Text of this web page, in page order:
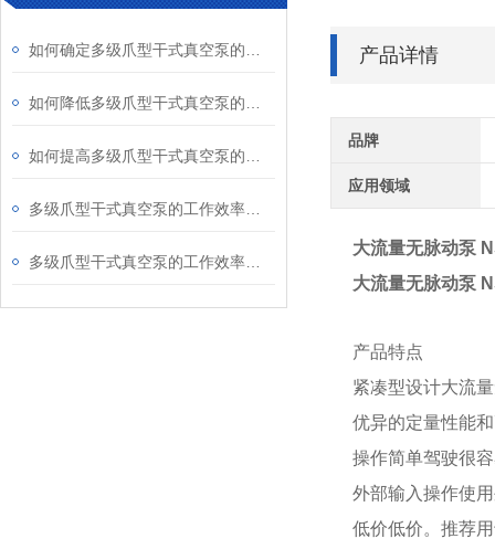
产品详情
品牌
应用领域
大流量无脉动泵
大流量无脉动泵
产品特点
紧凑型设计大流
优异的定量性能
操作简单驾驶很
外部输入操作使
低价低价。推荐